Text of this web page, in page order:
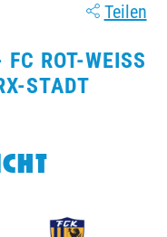
Teilen
ROT-WEISS ER